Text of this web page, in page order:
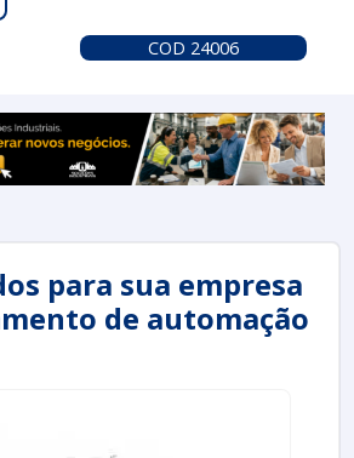
a garantia de confiabilidade.
1,6 milhão de compradores
eficiente.
no Soluções Industriais e
que o inversor de frequência
COD 24006
para sua empresa
de automação